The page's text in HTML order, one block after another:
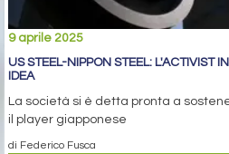
9 aprile 2025
US STEEL-NIPPON STEEL: L'ACTIVIST
IDEA
La società si è detta pronta a
il player giapponese
di Federico Fusca